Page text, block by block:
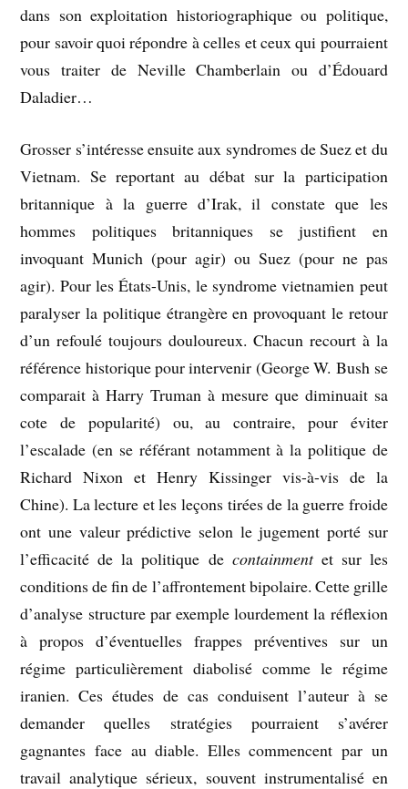
dans son exploitation historiographique ou politique,
pour savoir quoi répondre à celles et ceux qui pourraient
vous traiter de Neville Chamberlain ou d’Édouard
Daladier…
Grosser s’intéresse ensuite aux syndromes de Suez et du
Vietnam. Se reportant au débat sur la participation
britannique à la guerre d’Irak, il constate que les
hommes politiques britanniques se justifient en
invoquant Munich (pour agir) ou Suez (pour ne pas
agir). Pour les États-Unis, le syndrome vietnamien peut
paralyser la politique étrangère en provoquant le retour
d’un refoulé toujours douloureux. Chacun recourt à la
référence historique pour intervenir (George W. Bush se
comparait à Harry Truman à mesure que diminuait sa
cote de popularité) ou, au contraire, pour éviter
l’escalade (en se référant notamment à la politique de
Richard Nixon et Henry Kissinger vis-à-vis de la
Chine). La lecture et les leçons tirées de la guerre froide
ont une valeur prédictive selon le jugement porté sur
l’efficacité de la politique de containmentet sur les
conditions de fin de l’affrontement bipolaire. Cette grille
d’analyse structure par exemple lourdement la réflexion
à propos d’éventuelles frappes préventives sur un
régime particulièrement diabolisé comme le régime
iranien. Ces études de cas conduisent l’auteur à se
demander quelles stratégies pourraient s’avérer
gagnantes face au diable. Elles commencent par un
travail analytique sérieux, souvent instrumentalisé en